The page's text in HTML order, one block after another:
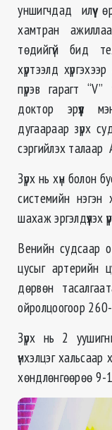
уншигчдад илүү
хамтран
төдийгүй бид
хүртээлд
пүрэв гарагт
доктор эрүүл
дугаараар зүрх
сэргийлэх талаар
Зүрх нь хүн болон
системийн
шахаж эргэлдүүлэх
Венийн судсаар
цусыг артерийн
дөрвөн
ойролцоогоор
Зүрх нь 2
үнхэлцэг
хөндлөнгөөрөө 9-